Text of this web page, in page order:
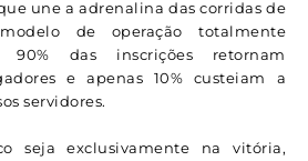
une a adrenalina das corridas de
de operação totalmente
90% das inscrições retornam
e apenas 10% custeiam a
servidores.
seja exclusivamente na vitória,